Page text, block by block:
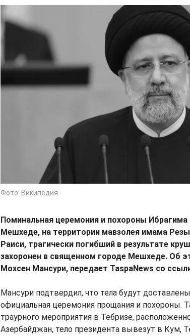
Фото: Википедия
Поминальная церемония и похороны
Мешхеде, на территории мавзолея имама
Раиси, трагически погибший в результате
захоронен в священном городе Мешхеде. Об
Мохсен Мансури, передает TaspaNews со
Мансури подтвердил, что тела будут
официальная церемония прощания и похороны.
траурного мероприятия в Тебризе,
Азербайджан, тело президента вывезут в Кум,